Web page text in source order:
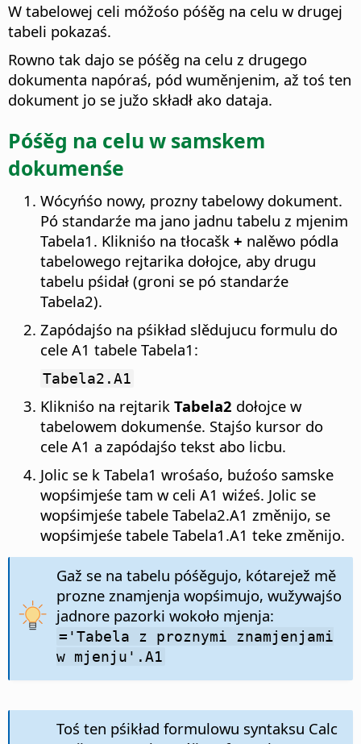
W tabelowej celi móžośo póśěg na celu w drugej
tabeli pokazaś.
Rowno tak dajo se póśěg na celu z drugego
dokumenta napóraś, pód wuměnjenim, až toś ten
dokument jo se južo składł ako dataja.
Póśěg na celu w samskem
dokumenśe
Wócyńśo nowy, prozny tabelowy dokument.
Pó standarźe ma jano jadnu tabelu z mjenim
Tabela1. Klikniśo na tłocašk + nalěwo pódla
tabelowego rejtarika dołojce, aby drugu
tabelu pśidał (groni se pó standarźe
Tabela2).
Zapódajśo na pśikład slědujucu formulu do
cele A1 tabele Tabela1:
Tabela2.A1
Klikniśo na rejtarik Tabela2 dołojce w
tabelowem dokumenśe. Stajśo kursor do
cele A1 a zapódajśo tekst abo licbu.
Jolic se k Tabela1 wrośaśo, buźośo samske
wopśimjeśe tam w celi A1 wiźeś. Jolic se
wopśimjeśe tabele Tabela2.A1 změnijo, se
wopśimjeśe tabele Tabela1.A1 teke změnijo.
Gaž se na tabelu póśěgujo, kótarejež mě
prozne znamjenja wopśimujo, wužywajśo
jadnore pazorki wokoło mjenja:
='Tabela z proznymi znamjenjami
w mjenju'.A1
Toś ten pśikład formulowu syntaksu Calc